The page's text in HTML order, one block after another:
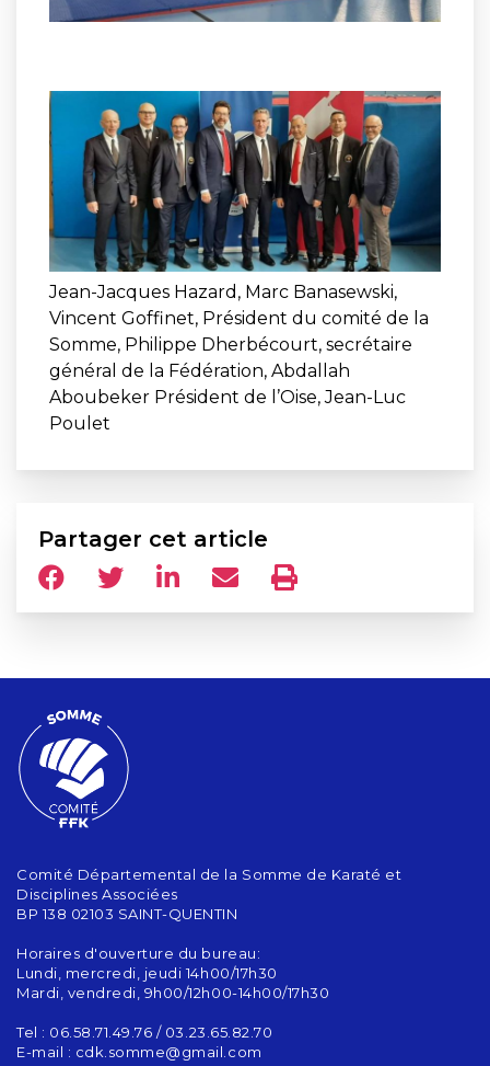
Jean-Jacques Hazard, Marc Banasewski,
Vincent Goffinet, Président du comité de la
Somme, Philippe Dherbécourt, secrétaire
général de la Fédération, Abdallah
Aboubeker Président de l’Oise, Jean-Luc
Poulet
Partager cet article
Comité Départemental de la Somme de Karaté et
Disciplines Associées
BP 138 02103 SAINT-QUENTIN
Horaires d'ouverture du bureau:
Lundi, mercredi, jeudi 14h00/17h30
Mardi, vendredi, 9h00/12h00-14h00/17h30
Tel : 06.58.71.49.76 / 03.23.65.82.70
E-mail : cdk.somme@gmail.com